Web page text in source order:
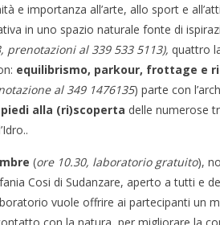
e importanza all’arte, allo sport e
in uno spazio naturale fonte di
prenotazioni al 339 533 5113), quattro
equilibrismo, parkour, frottage e
al 349 1476135) parte con
piedi alla (ri)scoperta delle numerose
(ore 10.30, laboratorio gratuito),
Cosi di Sudanzare, aperto a tutti e
vuole offrire ai partecipanti un